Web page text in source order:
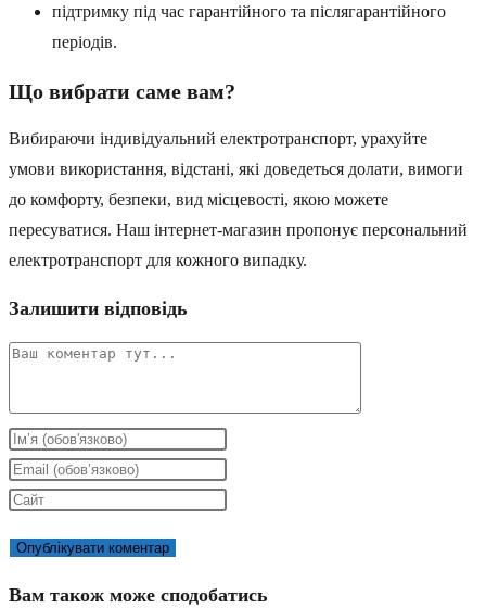
підтримку під час гарантійного та післягарантійного
періодів.
Що вибрати саме вам?
Вибираючи індивідуальний електротранспорт, урахуйте
умови використання, відстані, які доведеться долати, вимоги
до комфорту, безпеки, вид місцевості, якою можете
пересуватися. Наш інтернет-магазин пропонує персональний
електротранспорт для кожного випадку.
Залишити відповідь
Коментар
Введіть
своє
ім'я
ім'я
користувача,
Введіть
свою
адресу,
щоб
Введіть
адресу
сайту
Вам також може сподобатись